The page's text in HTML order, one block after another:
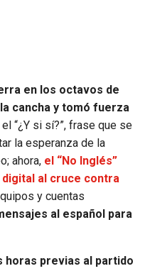
en los octavos de
cancha y tomó fuerza
“¿Y si sí?”, frase que se
la esperanza de la
ahora, el “No Inglés”
al cruce contra
y cuentas
al español para
horas previas al partido